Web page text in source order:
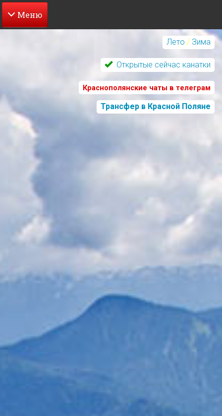
Перейти
Лето / Зима
Открытые сейчас канатки
Краснополянские чаты в телеграм
Трансфер в Красной Поляне